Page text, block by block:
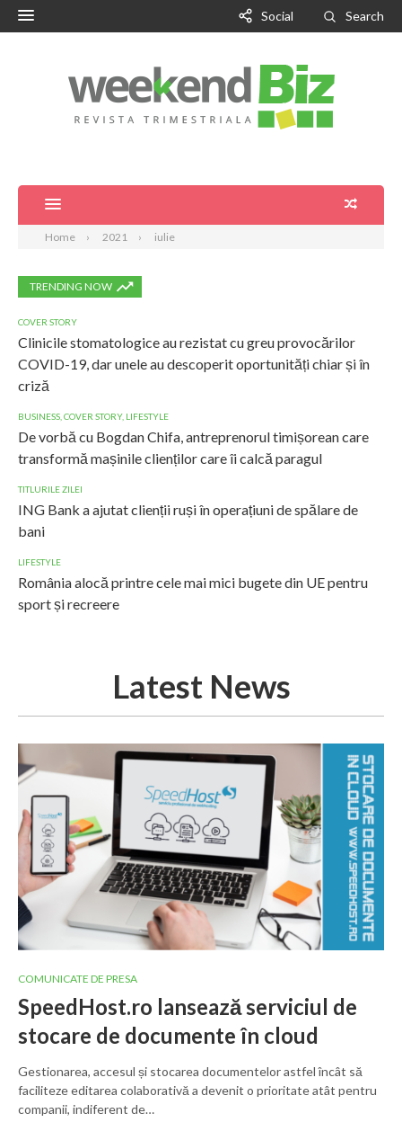
Social Search
Home 2021 iulie
TRENDING NOW
COVER STORY
Clinicile stomatologice au rezistat cu greu provocărilor
COVID-19, dar unele au descoperit oportunități chiar și în
criză
BUSINESS COVER STORY, LIFESTYLE
De vorbă cu Bogdan Chifa, antreprenorul timișorean care
transformă mașinile clienților care îi calcă paragul
TITLURILE ZILEI
ING Bank a ajutat clienții ruși în operațiuni de spălare de
bani
LIFESTYLE
România alocă printre cele mai mici bugete din UE pentru
sport și recreere
Latest News
COMUNICATE DE PRESA
SpeedHost.ro lansează serviciul de
stocare de documente în cloud
Gestionarea, accesul și stocarea documentelor astfel încât să
faciliteze editarea colaborativă a devenit o prioritate atât pentru
companii, indiferent de…